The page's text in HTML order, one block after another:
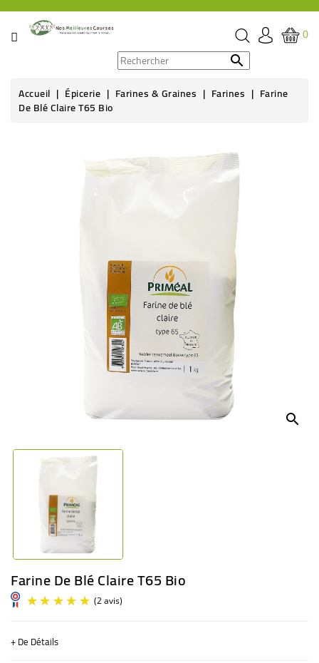
CATÉGORIE
ÉPICERIE
0

Accueil Épicerie Farines & Graines Farines Farine
De Blé Claire T65 Bio
search
Farine De Blé Claire T65 Bio
+ De Détails